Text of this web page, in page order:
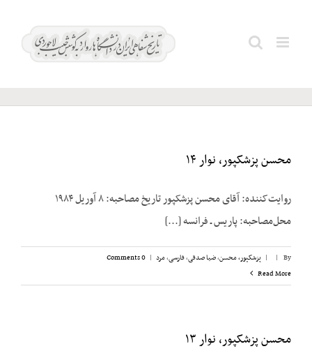
سعید؛
محسن پزشکپور، نوار ۱۴
روایت‌کننده: آقای محسن پزشک‎پور تاریخ مصاحبه: ۸ آوریل ۱۹۸۴
محل‌مصاحبه: پاریس ـ فرانسه [...]
By
|
| پزشکپور،‌ محسن,ضیا صدقی,فارسی,مرد |
0 Comments
Read More
محسن پزشکپور، نوار ۱۳